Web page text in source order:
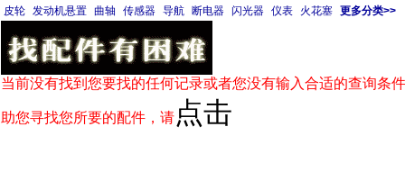
皮轮 发动机悬置 曲轴 传感器 导航 断电器 闪光器 仪表 火花塞 更多分类>>
当前没有找到您要找的任何记录或者您没有输入合适的查询条
助您寻找您所要的配件，请 点击